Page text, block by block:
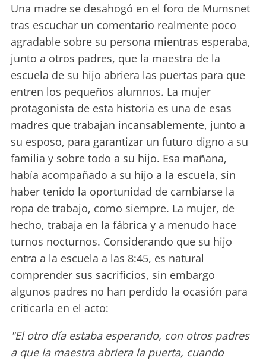
Una madre se desahogó en el foro de Mumsnet
tras escuchar un comentario realmente poco
agradable sobre su persona mientras esperaba,
junto a otros padres, que la maestra de la
escuela de su hijo abriera las puertas para que
entren los pequeños alumnos. La mujer
protagonista de esta historia es una de esas
madres que trabajan incansablemente, junto a
su esposo, para garantizar un futuro digno a su
familia y sobre todo a su hijo. Esa mañana,
había acompañado a su hijo a la escuela, sin
haber tenido la oportunidad de cambiarse la
ropa de trabajo, como siempre. La mujer, de
hecho, trabaja en la fábrica y a menudo hace
turnos nocturnos. Considerando que su hijo
entra a la escuela a las 8:45, es natural
comprender sus sacrificios, sin embargo
algunos padres no han perdido la ocasión para
criticarla en el acto:
"El otro día estaba esperando, con otros padres
a que la maestra abriera la puerta, cuando